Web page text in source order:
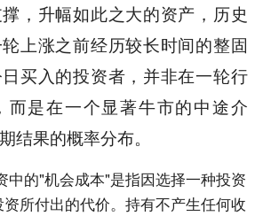
，升幅如此之大的资产，历史
轮上涨之前经历较长时间的整固
买入的投资者，并非在一轮行
而是在一个显著牛市的中途介
结果的概率分布。
中的"机会成本"是指因选择一种投资
所付出的代价。持有不产生任何收